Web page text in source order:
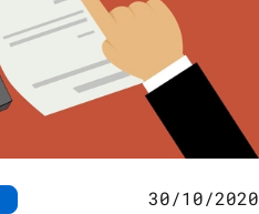
30/10/2020